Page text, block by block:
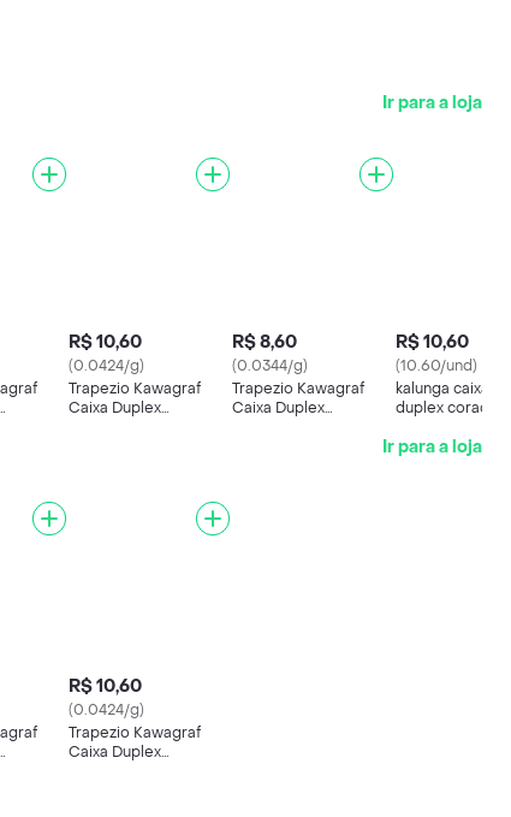
Ir para a loja
R$ 10,60
(0.0424/g)
Trapezio Kawagraf
Caixa Duplex
R$ 8,60
(0.0344/g)
Trapezio Kawagraf
Caixa Duplex
R$ 10,60
(10.60/und)
kalunga caixa
duplex coracao
Ir para a loja
R$ 10,60
(0.0424/g)
Trapezio Kawagraf
Caixa Duplex